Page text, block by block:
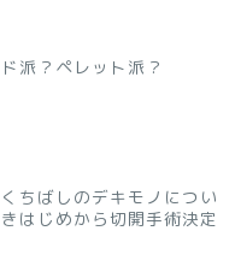
派？ペレット派？
ちばしのデキモノについ
はじめから切開手術決定